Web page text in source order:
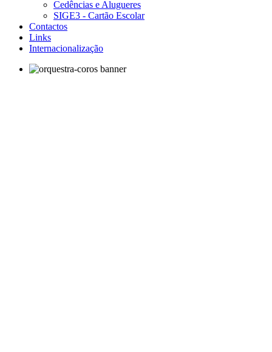
Cedências e Alugueres
SIGE3 - Cartão Escolar
Contactos
Links
Internacionalização